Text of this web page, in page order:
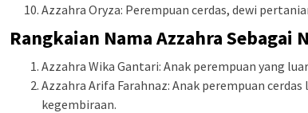
Azzahra Oryza: Perempuan cerdas, dewi
Rangkaian Nama Azzahra Sebagai
Azzahra Wika Gantari: Anak perempuan yang
Azzahra Arifa Farahnaz: Anak perempuan
kegembiraan.